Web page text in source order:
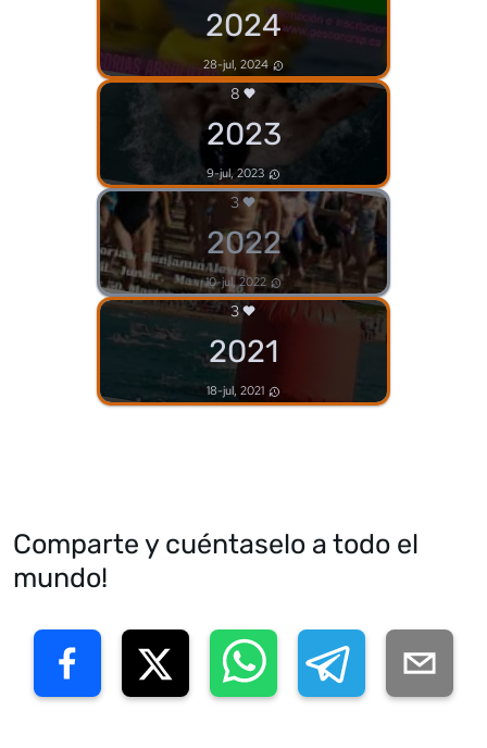
2024
28-jul, 2024
8
2023
9-jul, 2023
3
2022
10-jul, 2022
3
2021
18-jul, 2021
Comparte y cuéntaselo a todo el
mundo!